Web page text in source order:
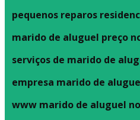
pequenos reparos
marido de aluguel preço
serviços de marido de
empresa marido de
www marido de aluguel